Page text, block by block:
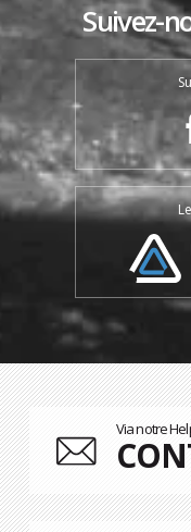
Suivez-
Via notre